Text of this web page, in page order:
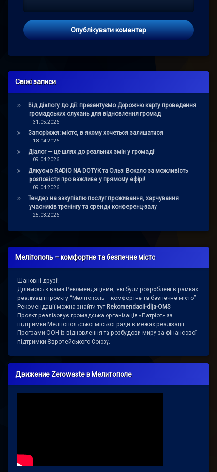
Свіжі записи
Від діалогу до дії: презентуємо Дорожню карту проведення
громадських слухань для відновлення громад
31.05.2026
Запоріжжя: місто, в якому хочеться залишатися
18.04.2026
Діалог — це шлях до реальних змін у громаді!
09.04.2026
Дякуємо RADIO NA DOTYK та Ользі Вокало за можливість
розповісти про важливе у прямому ефірі!
09.04.2026
Тендер на закупівлю послуг проживання, харчування
учасників тренінгу та оренди конференц-залу
25.03.2026
Мелітополь – комфортне та безпечне місто
Шановні друзі!
Ділимось з вами Рекомендаціями, які були розроблені в рамках
реалізації проєкту “Мелітополь – комфортне та безпечне місто”
Рекомендації можна знайти тут Rekomendacii-dlja-OMS
Проєкт реалізовує громадська організація «Патріот» за
підтримки Мелітопольської міської ради в межах реалізації
Програми ООН із відновлення та розбудови миру за фінансової
підтримки Європейського Союзу.
Движение Zerowaste в Мелитополе